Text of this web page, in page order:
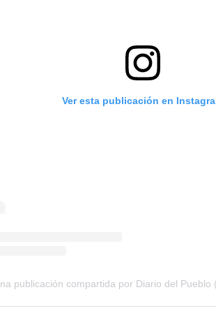
Ver esta publicación en
publicación compartida por Diario del Pueblo